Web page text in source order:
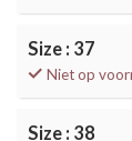
Size : 37
Niet op
Size : 38